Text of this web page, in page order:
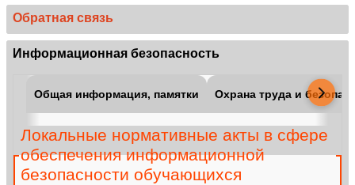
Обратная связь
Информационная безопасность
Общая информация, памятки Охрана труда и
Локальные нормативные акты в сфере
обеспечения информационной
безопасности обучающихся